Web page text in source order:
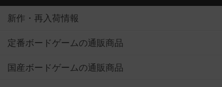
新作・再入荷情報
定番ボードゲームの通販商品
国産ボードゲームの通販商品